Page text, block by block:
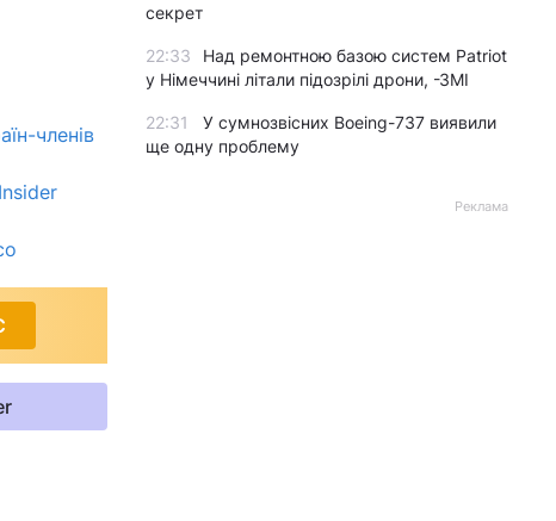
членів
секрет
22:33
Над ремонтною базою систем Patriot
у Німеччині літали підозрілі дрони, -ЗМІ
22:31
У сумнозвісних Boeing-737 виявили
ще одну проблему
Реклама